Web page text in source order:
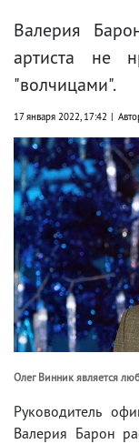
Валерия
артиста не
"волчицами".
17 января 2022, 17:42
Олег Винник является
Руководитель
Валерия Барон